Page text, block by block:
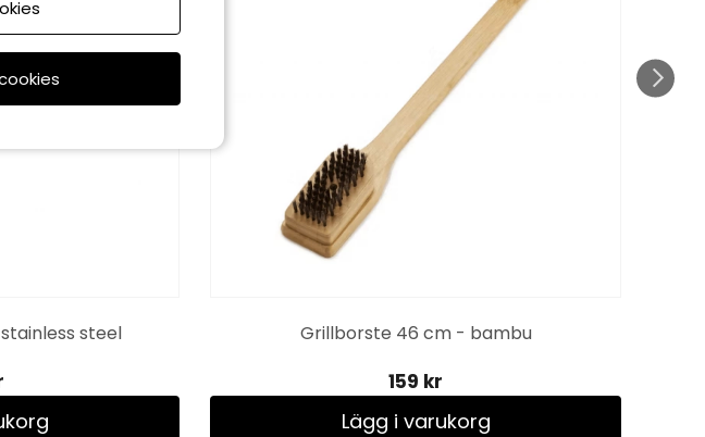
steel Grillborste 46 cm - bambu
159 kr
Lägg i varukorg